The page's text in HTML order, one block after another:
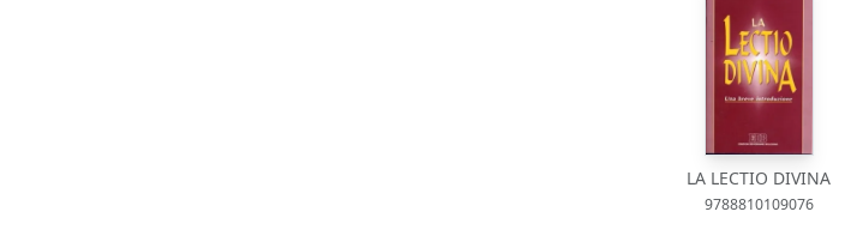
LA LECTIO DIVINA
9788810109076